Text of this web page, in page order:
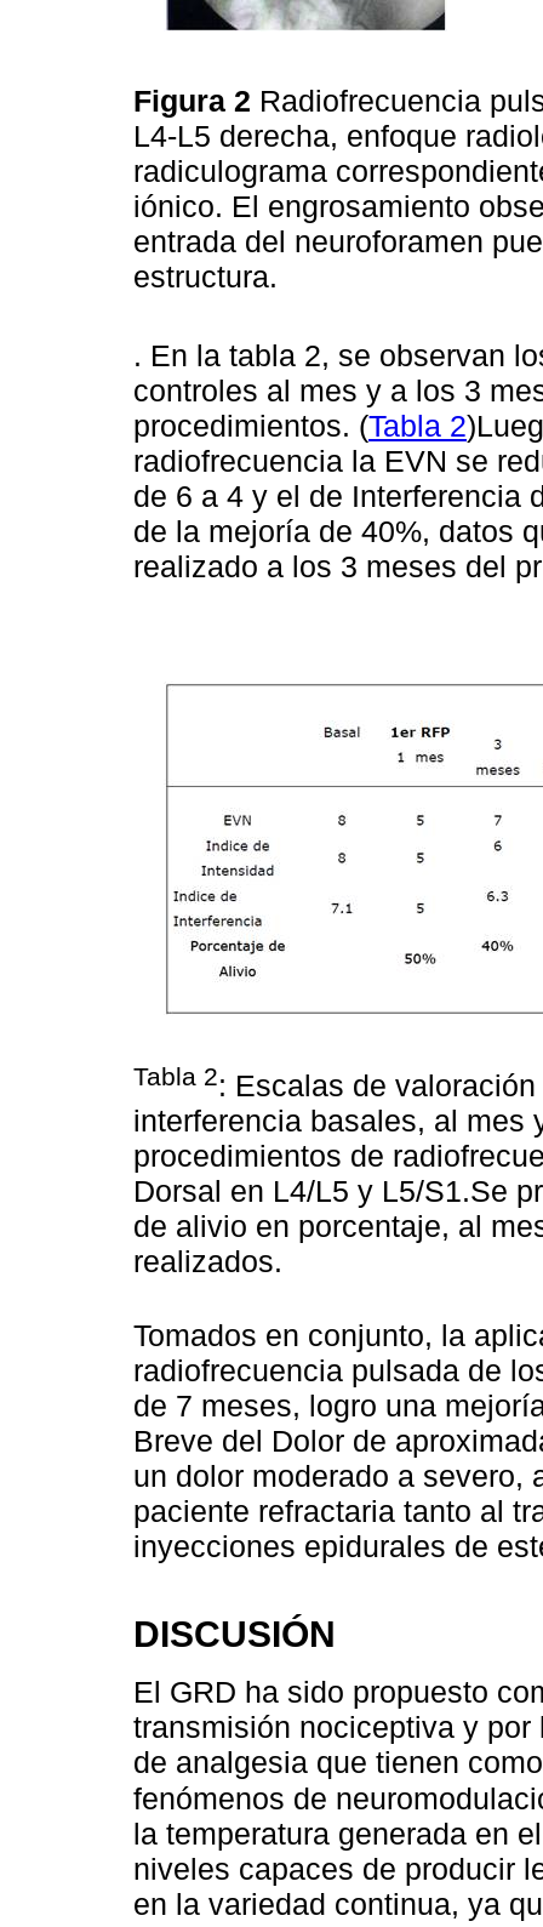
Figura 2 Radiofrecuencia
L4-L5 derecha, enfoque
radiculograma
iónico. El engrosamiento
entrada del neuroforamen
estructura.
. En la tabla 2, se observan
controles al mes y a los 3
procedimientos. (Tabla 2
radiofrecuencia la EVN se
de 6 a 4 y el de Interferencia
de la mejoría de 40%, datos
realizado a los 3 meses del
Tabla 2: Escalas de
interferencia basales, al mes
procedimientos de
Dorsal en L4/L5 y L5/S1.Se
de alivio en porcentaje, al
realizados.
Tomados en conjunto, la
radiofrecuencia pulsada de
de 7 meses, logro una
Breve del Dolor de
un dolor moderado a severo,
paciente refractaria tanto al
inyecciones epidurales de
DISCUSIÓN
El GRD ha sido propuesto
transmisión nociceptiva y
de analgesia que tienen
fenómenos de
la temperatura generada en
niveles capaces de producir
en la variedad continua, ya